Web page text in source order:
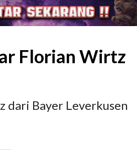
Florian Wirtz
dari Bayer Leverkusen